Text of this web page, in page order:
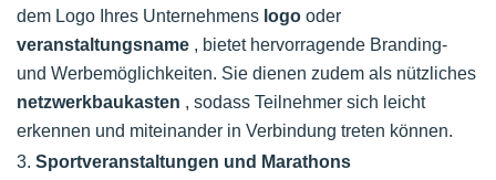
dem Logo Ihres Unternehmens logo oder
veranstaltungsname , bietet hervorragende Branding-
und Werbemöglichkeiten. Sie dienen zudem als nützliches
netzwerkbaukasten , sodass Teilnehmer sich leicht
erkennen und miteinander in Verbindung treten können.
3. Sportveranstaltungen und Marathons